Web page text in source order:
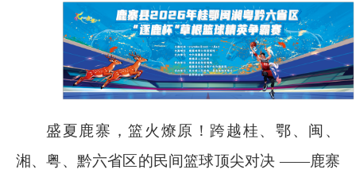
盛夏鹿寨，篮火燎原！跨越桂、鄂、闽、
湘、粤、黔六省区的民间篮球顶尖对决 ——鹿寨